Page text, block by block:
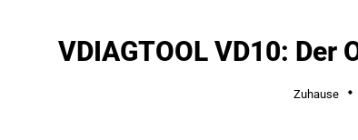
VDIAGTOOL VD10:
Zuhause